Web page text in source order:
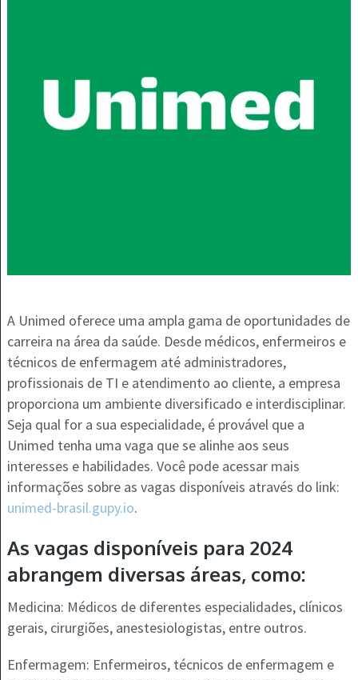
A Unimed oferece uma ampla gama de oportunidades de
carreira na área da saúde. Desde médicos, enfermeiros e
técnicos de enfermagem até administradores,
profissionais de TI e atendimento ao cliente, a empresa
proporciona um ambiente diversificado e interdisciplinar.
Seja qual for a sua especialidade, é provável que a
Unimed tenha uma vaga que se alinhe aos seus
interesses e habilidades. Você pode acessar mais
informações sobre as vagas disponíveis através do link:
unimed-brasil.gupy.io.
As vagas disponíveis para 2024
abrangem diversas áreas, como:
Medicina: Médicos de diferentes especialidades, clínicos
gerais, cirurgiões, anestesiologistas, entre outros.
Enfermagem: Enfermeiros, técnicos de enfermagem e